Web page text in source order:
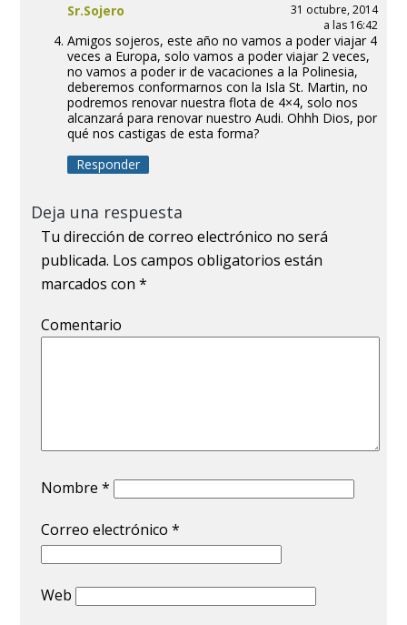
Sr.Sojero
31 octubre, 2014
a las 16:42
Amigos sojeros, este año no vamos a poder viajar 4
veces a Europa, solo vamos a poder viajar 2 veces,
no vamos a poder ir de vacaciones a la Polinesia,
deberemos conformarnos con la Isla St. Martin, no
podremos renovar nuestra flota de 4×4, solo nos
alcanzará para renovar nuestro Audi. Ohhh Dios, por
qué nos castigas de esta forma?
Responder
Deja una respuesta
Tu dirección de correo electrónico no será
publicada. Los campos obligatorios están
marcados con*
Comentario
Nombre*
Correo electrónico*
Web